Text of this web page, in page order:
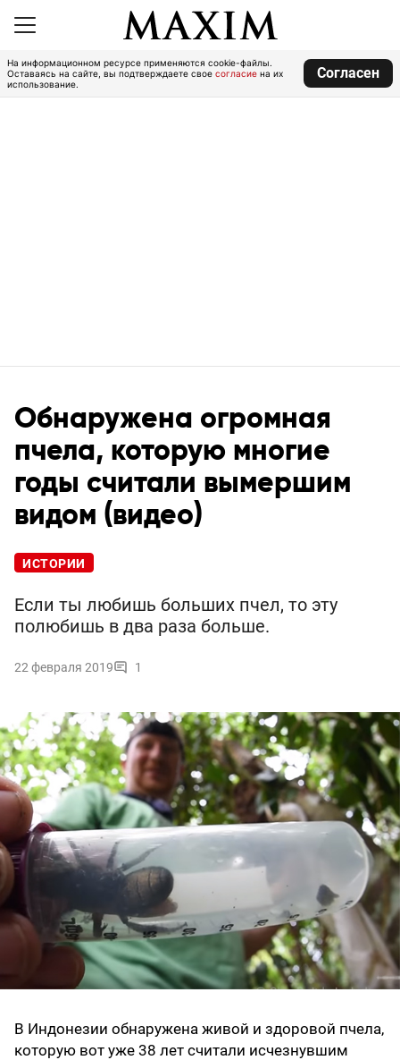
На информационном ресурсе применяются cookie-файлы.
Оставаясь на сайте, вы подтверждаете свое согласие на их
использование.
Согласен
Обнаружена огромная
пчела, которую многие
годы считали вымершим
видом (видео)
ИСТОРИИ
Если ты любишь больших пчел, то эту
полюбишь в два раза больше.
22 февраля 2019 1
В Индонезии обнаружена живой и здоровой пчела,
которую вот уже 38 лет считали исчезнувшим